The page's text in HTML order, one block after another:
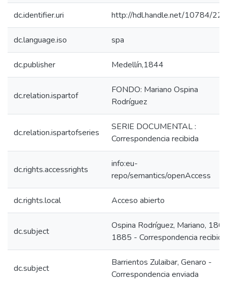
dc.identifier.uri http://hdl.handle.net/10784/
dc.language.iso spa
dc.publisher Medellín,1844
dc.relation.ispartof
FONDO: Mariano Ospina
Rodríguez
dc.relation.ispartofseries
SERIE DOCUMENTAL :
Correspondencia recibida
dc.rights.accessrights
info:eu-
repo/semantics/openAccess
dc.rights.local Acceso abierto
dc.subject
Ospina Rodríguez, Mariano,
1885 - Correspondencia recibida
dc.subject
Barrientos Zulaibar, Genaro -
Correspondencia enviada